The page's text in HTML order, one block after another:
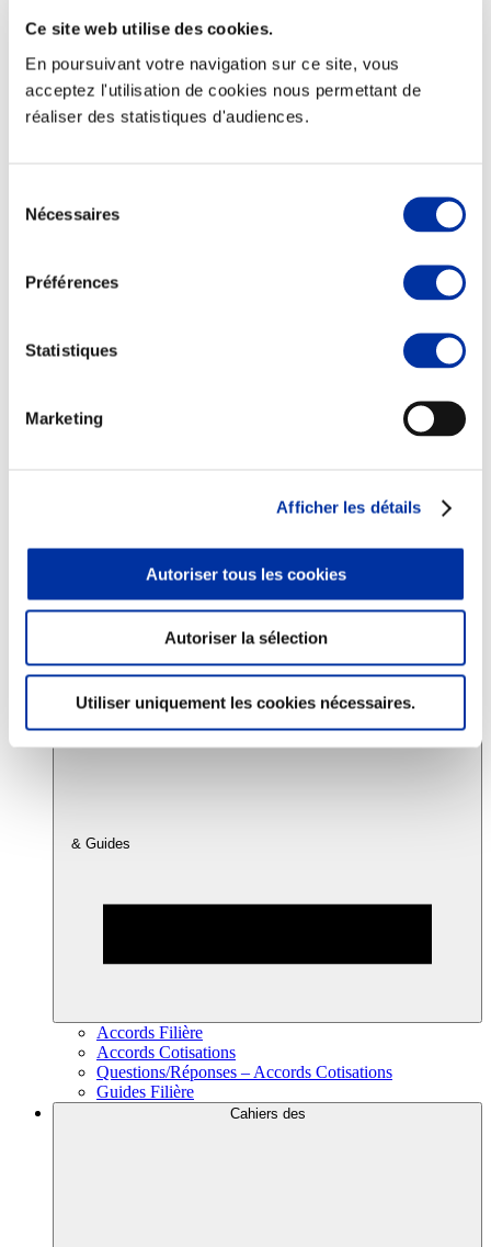
Ce site web utilise des cookies.
En poursuivant votre navigation sur ce site, vous
acceptez l'utilisation de cookies nous permettant de
réaliser des statistiques d'audiences.
Nécessaires
Préférences
Statistiques
Marketing
Afficher les détails
Autoriser tous les cookies
Autoriser la sélection
Utiliser uniquement les cookies nécessaires.
Elevage
Consommation
Sécurité sanitaire
Juste rémunération et attractivité des métiers
Info-veille scientifique
Accords
& Guides
Accords Filière
Accords Cotisations
Questions/Réponses – Accords Cotisations
Guides Filière
Cahiers des